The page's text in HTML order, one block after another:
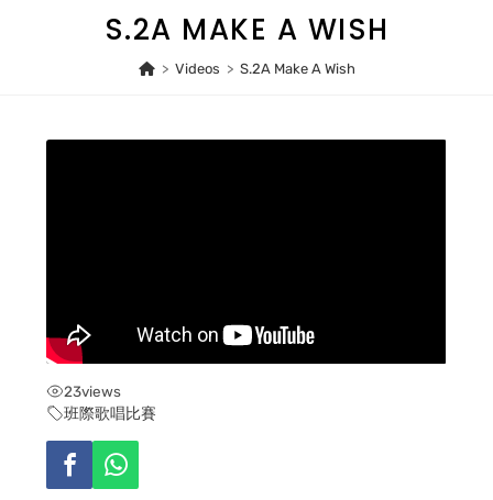
S.2A MAKE A WISH
> Videos > S.2A Make A Wish
23views
班際歌唱比賽